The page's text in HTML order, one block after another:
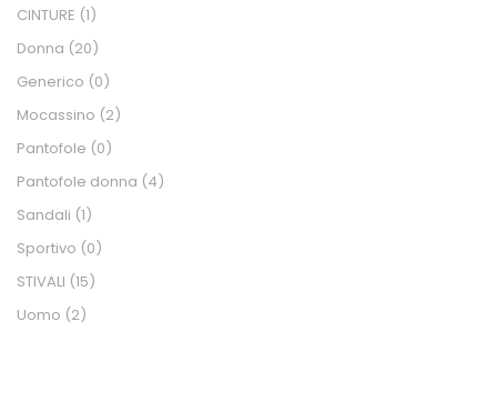
CINTURE (1)
Donna (20)
Generico (0)
Mocassino (2)
Pantofole (0)
Pantofole donna (4)
Sandali (1)
Sportivo (0)
STIVALI (15)
Uomo (2)